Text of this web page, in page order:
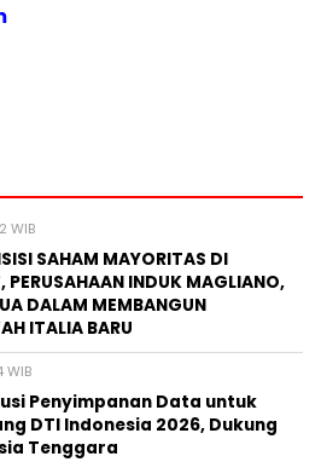
WIB
SAHAM MAYORITAS DI
PERUSAHAAN INDUK MAGLIANO,
DALAM MEMBANGUN
ITALIA BARU
WIB
Penyimpanan Data untuk
DTI Indonesia 2026, Dukung
Tenggara